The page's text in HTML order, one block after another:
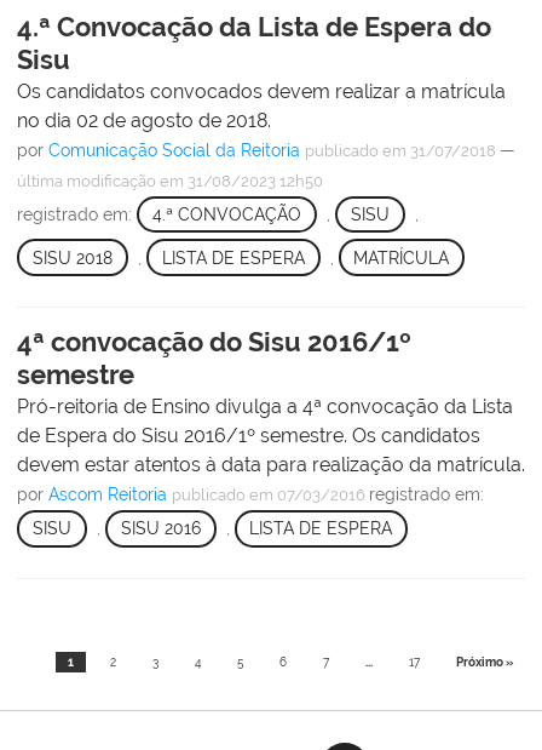
4.ª Convocação da Lista de Espera do
Sisu
Os candidatos convocados devem realizar a matrícula
no dia 02 de agosto de 2018.
por Comunicação Social da Reitoria publicado em 31/07/2018 —
última modificação em 31/08/2023 12h50
registrado em: 4.ª CONVOCAÇÃO SISU
SISU 2018 LISTA DE ESPERA MATRÍCULA
4ª convocação do Sisu 2016/1º
semestre
Pró-reitoria de Ensino divulga a 4ª convocação da Lista
de Espera do Sisu 2016/1º semestre. Os candidatos
devem estar atentos à data para realização da matrícula.
por Ascom Reitoria publicado em 07/03/2016 registrado em:
SISU
, SISU 2016 , LISTA DE ESPERA
1 2 3 4 5 6 7 ... 17 Próximo »